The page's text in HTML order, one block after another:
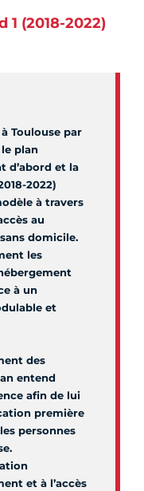
1 (2018-2022)
Toulouse par
plan
d’abord et la
2022)
à travers
au
domicile.
les
à un
et
des
entend
afin de lui
première
personnes
et à l’accès